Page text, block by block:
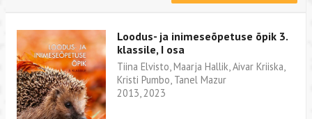
Loodus- ja inimeseõpetuse õpik 3.
klassile, I osa
Tiina Elvisto, Maarja Hallik, Aivar Kriiska,
Kristi Pumbo, Tanel Mazur
2013, 2023